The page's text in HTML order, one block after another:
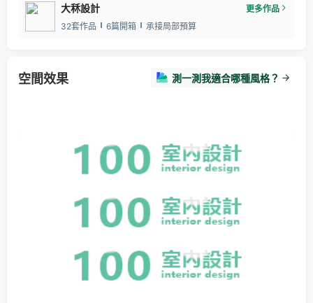
大秝設計
更多作品
32套作品
6篇開箱 承接局部預算
空間效果 測一測我適合哪種風格？